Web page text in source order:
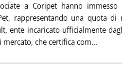
a Coripet hanno
rappresentando una quota di
ente incaricato ufficialmente
che certifica com...